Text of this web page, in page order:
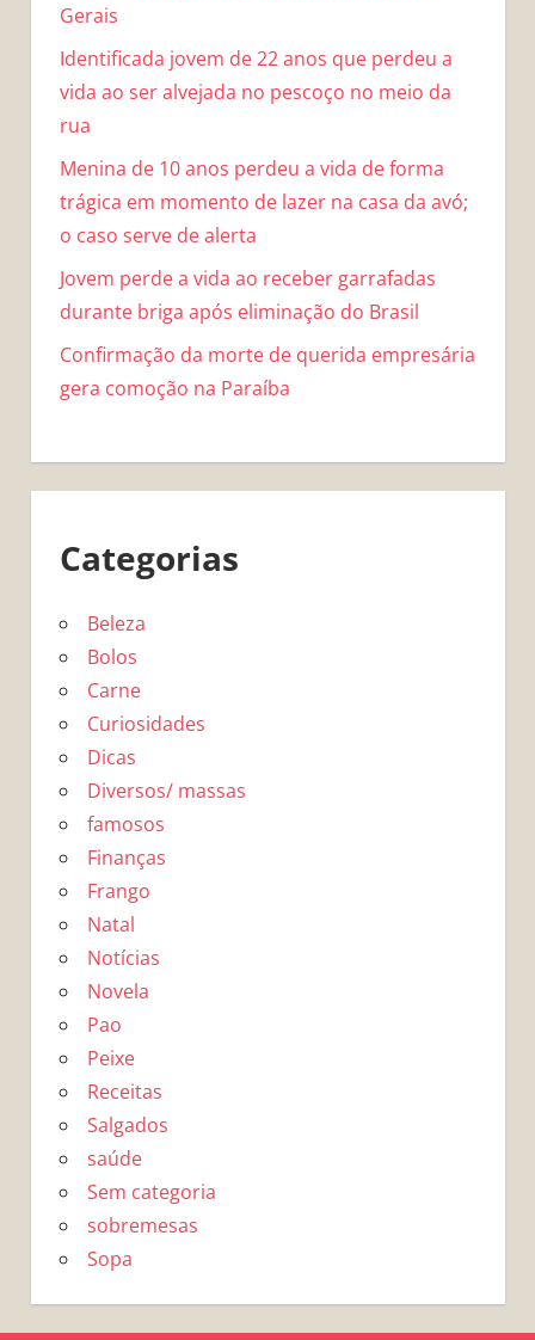
Gerais
Identificada jovem de 22 anos que perdeu a
vida ao ser alvejada no pescoço no meio da
rua
Menina de 10 anos perdeu a vida de forma
trágica em momento de lazer na casa da avó;
o caso serve de alerta
Jovem perde a vida ao receber garrafadas
durante briga após eliminação do Brasil
Confirmação da morte de querida empresária
gera comoção na Paraíba
Categorias
Beleza
Bolos
Carne
Curiosidades
Dicas
Diversos/ massas
famosos
Finanças
Frango
Natal
Notícias
Novela
Pao
Peixe
Receitas
Salgados
saúde
Sem categoria
sobremesas
Sopa